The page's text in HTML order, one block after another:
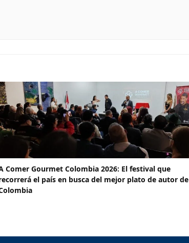
Comer Gourmet Colombia 2026: El festival que
el país en busca del mejor plato de autor de